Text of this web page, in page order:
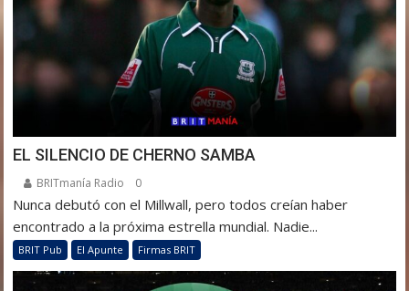
EL SILENCIO DE CHERNO SAMBA
BRITmanía Radio 0
Nunca debutó con el Millwall, pero todos creían haber
encontrado a la próxima estrella mundial. Nadie...
BRIT Pub El Apunte Firmas BRIT